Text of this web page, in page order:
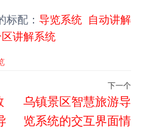
标配： 导览系统 自动讲解
讲解系统
下
下一个
乌镇景区智慧旅游导
览系统的交互界面情